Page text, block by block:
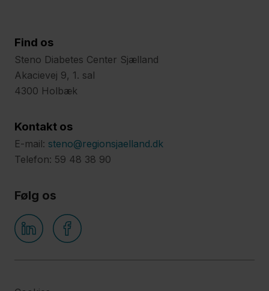
Find os
Steno Diabetes Center Sjælland
Akacievej 9, 1. sal
4300 Holbæk
Kontakt os
E-mail: steno@regionsjaelland.dk
Telefon: 59 48 38 90
Følg os